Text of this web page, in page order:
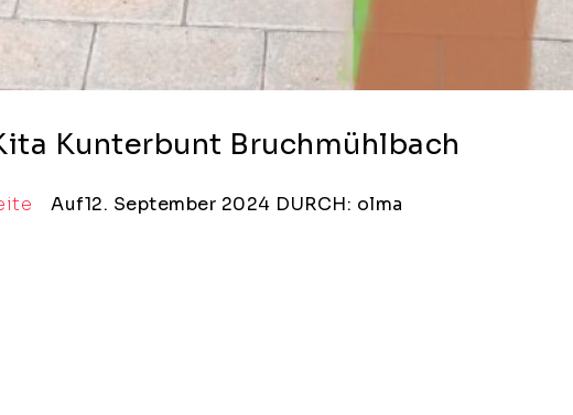
Kunterbunt Bruchmühlbach
Auf12. September 2024 DURCH: olma